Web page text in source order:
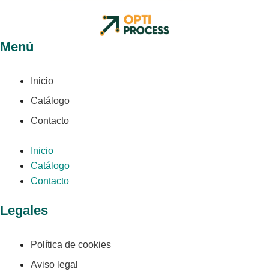
Menú
Inicio
Catálogo
Contacto
Inicio
Catálogo
Contacto
Legales
Política de cookies
Aviso legal